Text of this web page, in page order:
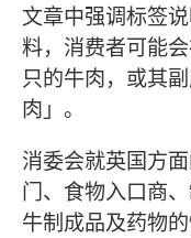
文章中强调标签
料，消费者可能
只的牛肉，或其
肉」。
消委会就英国方
门、食物入口商
牛制成品及药物的